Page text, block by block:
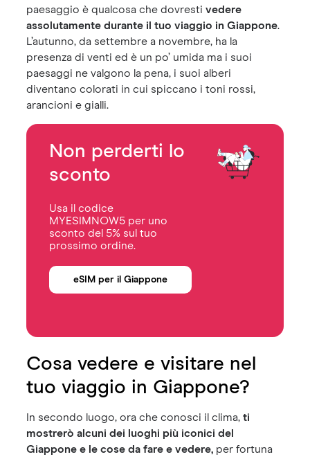
paesaggio è qualcosa che dovrestivedere
assolutamente durante il tuo viaggio in Giappone.
L’autunno, da settembre a novembre, ha la
presenza di venti ed è un po’ umida ma i suoi
paesaggi ne valgono la pena, i suoi alberi
diventano colorati in cui spiccano i toni rossi,
arancioni e gialli.
Non perderti lo
sconto
Usa il codice
MYESIMNOW5 per uno
sconto del 5% sul tuo
prossimo ordine.
eSIM per il Giappone
Cosa vedere e visitare nel
tuo viaggio in Giappone?
In secondo luogo, ora che conosci il clima,ti
mostrerò alcuni dei luoghi più iconici del
Giappone e le cose da fare e vedere, per fortuna